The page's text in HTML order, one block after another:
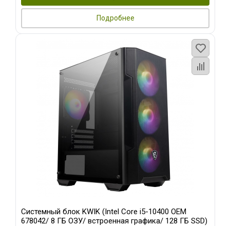
Подробнее
Системный блок KWIK (Intel Core i5-10400 OEM
678042/ 8 ГБ ОЗУ/ встроенная графика/ 128 ГБ SSD)